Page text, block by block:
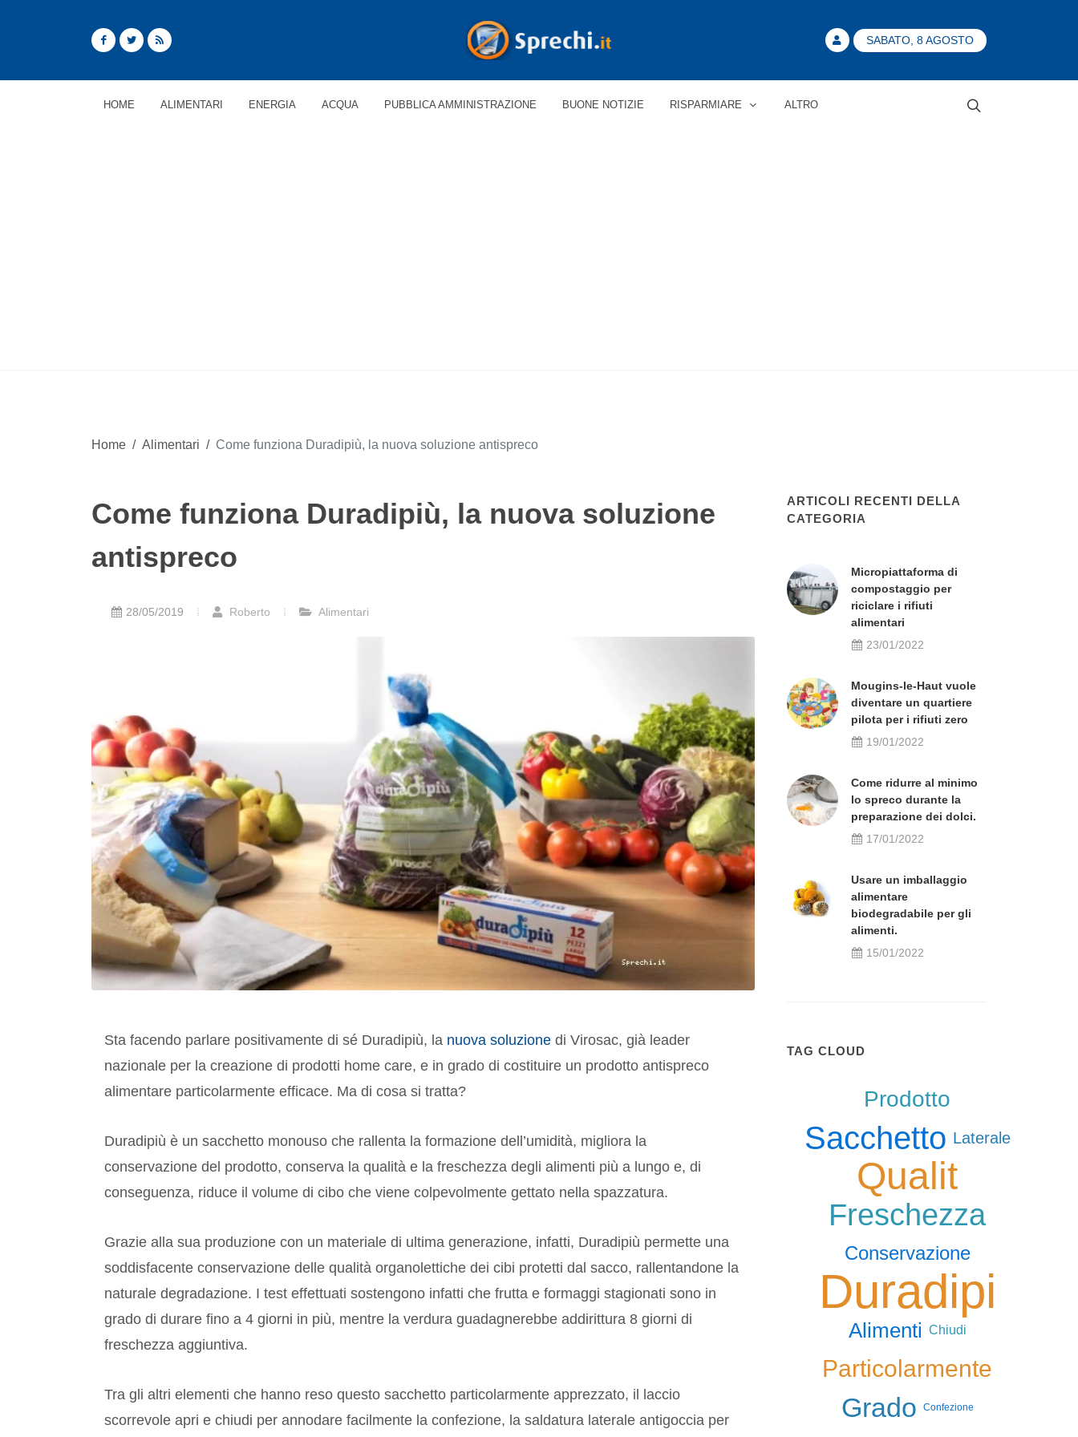
SABATO, 8 AGOSTO
HOME ALIMENTARI ENERGIA ACQUA PUBBLICA AMMINISTRAZIONE BUONE NOTIZIE RISPARMIARE ALTRO
Home / Alimentari / Come funziona Duradipiù, la nuova soluzione antispreco
Come funziona Duradipiù, la nuova soluzione
antispreco
28/05/2019 Roberto Alimentari
Sta facendo parlare positivamente di sé Duradipiù, la nuova soluzione di Virosac, già leader
nazionale per la creazione di prodotti home care, e in grado di costituire un prodotto antispreco
alimentare particolarmente efficace. Ma di cosa si tratta?
Duradipiù è un sacchetto monouso che rallenta la formazione dell’umidità, migliora la
conservazione del prodotto, conserva la qualità e la freschezza degli alimenti più a lungo e, di
conseguenza, riduce il volume di cibo che viene colpevolmente gettato nella spazzatura.
Grazie alla sua produzione con un materiale di ultima generazione, infatti, Duradipiù permette una
soddisfacente conservazione delle qualità organolettiche dei cibi protetti dal sacco, rallentandone la
naturale degradazione. I test effettuati sostengono infatti che frutta e formaggi stagionati sono in
grado di durare fino a 4 giorni in più, mentre la verdura guadagnerebbe addirittura 8 giorni di
freschezza aggiuntiva.
Tra gli altri elementi che hanno reso questo sacchetto particolarmente apprezzato, il laccio
scorrevole apri e chiudi per annodare facilmente la confezione, la saldatura laterale antigoccia per
ARTICOLI RECENTI DELLA
CATEGORIA
Micropiattaforma di
compostaggio per
riciclare i rifiuti
alimentari
23/01/2022
Mougins-le-Haut vuole
diventare un quartiere
pilota per i rifiuti zero
19/01/2022
Come ridurre al minimo
lo spreco durante la
preparazione dei dolci.
17/01/2022
Usare un imballaggio
alimentare
biodegradabile per gli
alimenti.
15/01/2022
TAG CLOUD
Prodotto
Sacchetto Laterale
Qualit
Freschezza
Conservazione
Duradipi
Alimenti Chiudi
Particolarmente
Grado Confezione